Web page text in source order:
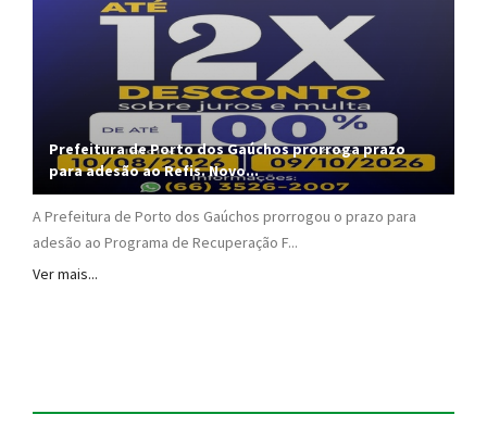
Prefeitura de Porto dos Gaúchos prorroga prazo
para adesão ao Refis. Novo...
A Prefeitura de Porto dos Gaúchos prorrogou o prazo para
adesão ao Programa de Recuperação F...
Ver mais...